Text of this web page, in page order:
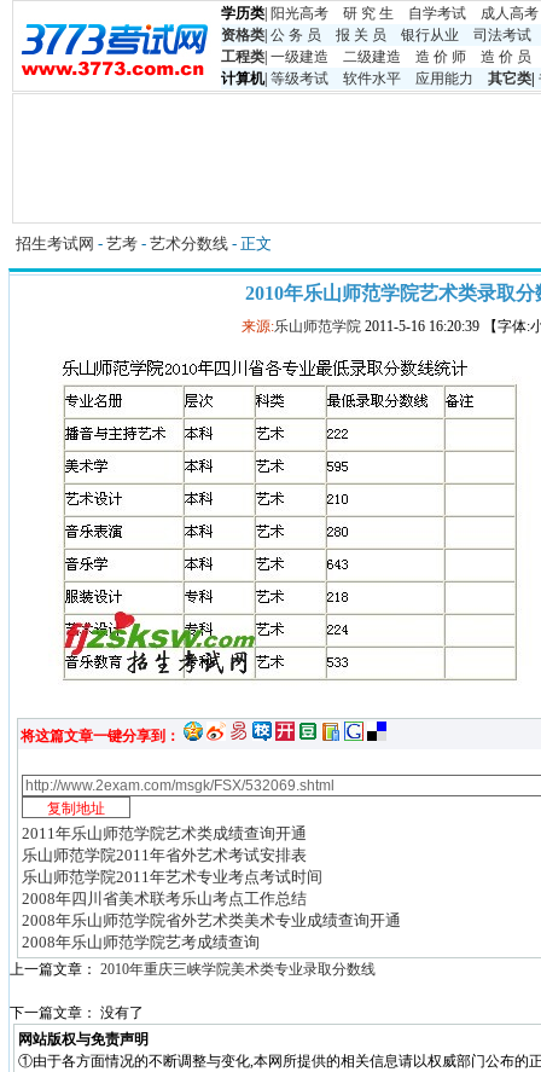
学历类 阳光高考 研 究 生 自学考试
成人高考
资格类 公 务 员 报 关 员 银行从业
司法考试
工程类 一级建造 二级建造 造 价 师
造 价 员
计算机| 等级考试 软件水平 应用能力 其它类
招生考试网 - 艺考 - 艺术分数线 - 正文
2010年乐山师范学院艺术类录取分
来源:乐山师范学院 2011-5-16 16:20:39 【字体:
将这篇文章一键分享到：
2011年乐山师范学院艺术类成绩查询开通
乐山师范学院2011年省外艺术考试安排表
乐山师范学院2011年艺术专业考点考试时间
2008年四川省美术联考乐山考点工作总结
2008年乐山师范学院省外艺术类美术专业成绩查询开通
2008年乐山师范学院艺考成绩查询
上一篇文章： 2010年重庆三峡学院美术类专业录取分数线
下一篇文章： 没有了
网站版权与免责声明
①由于各方面情况的不断调整与变化,本网所提供的相关信息请以权威部门公布的